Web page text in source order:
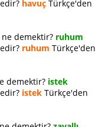
havuç Türkçe'den
demektir? ruhum
ruhum Türkçe'den
demektir? istek
istek Türkçe'den